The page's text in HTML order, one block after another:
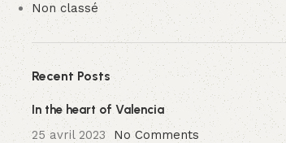
Non classé
Recent Posts
In the heart of Valencia
25 avril 2023
No Comments